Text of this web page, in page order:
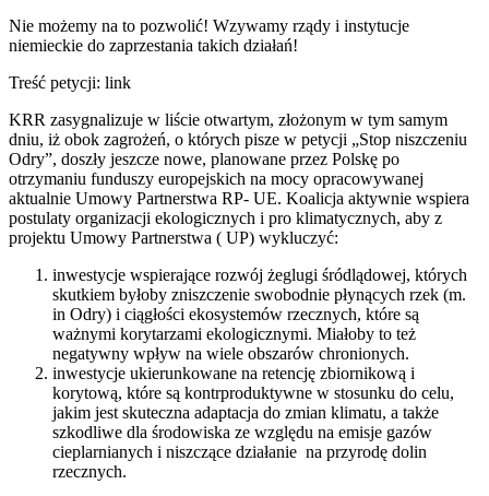
Nie możemy na to pozwolić! Wzywamy rządy i instytucje
niemieckie do zaprzestania takich działań!
Treść petycji: link
KRR zasygnalizuje w liście otwartym, złożonym w tym samym
dniu, iż obok zagrożeń, o których pisze w petycji „Stop niszczeniu
Odry”, doszły jeszcze nowe, planowane przez Polskę po
otrzymaniu funduszy europejskich na mocy opracowywanej
aktualnie Umowy Partnerstwa RP- UE. Koalicja aktywnie wspiera
postulaty organizacji ekologicznych i pro klimatycznych, aby z
projektu Umowy Partnerstwa ( UP) wykluczyć:
inwestycje wspierające rozwój żeglugi śródlądowej, których
skutkiem byłoby zniszczenie swobodnie płynących rzek (m.
in Odry) i ciągłości ekosystemów rzecznych, które są
ważnymi korytarzami ekologicznymi. Miałoby to też
negatywny wpływ na wiele obszarów chronionych.
inwestycje ukierunkowane na retencję zbiornikową i
korytową, które są kontrproduktywne w stosunku do celu,
jakim jest skuteczna adaptacja do zmian klimatu, a także
szkodliwe dla środowiska ze względu na emisje gazów
cieplarnianych i niszczące działanie na przyrodę dolin
rzecznych.